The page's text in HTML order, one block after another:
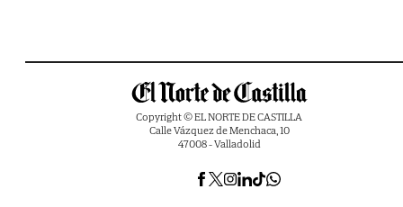
Copyright © EL NORTE DE CASTILLA
Calle Vázquez de Menchaca, 10
47008 - Valladolid